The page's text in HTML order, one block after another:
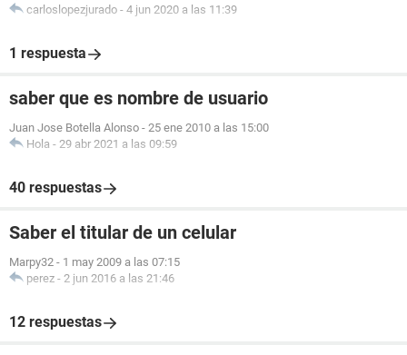
carloslopezjurado - 4 jun 2020 a las 11:39
1 respuesta
saber que es nombre de usuario
Juan Jose Botella Alonso - 25 ene 2010 a las 15:00
Hola - 29 abr 2021 a las 09:59
40 respuestas
Saber el titular de un celular
Marpy32 - 1 may 2009 a las 07:15
perez - 2 jun 2016 a las 21:46
12 respuestas